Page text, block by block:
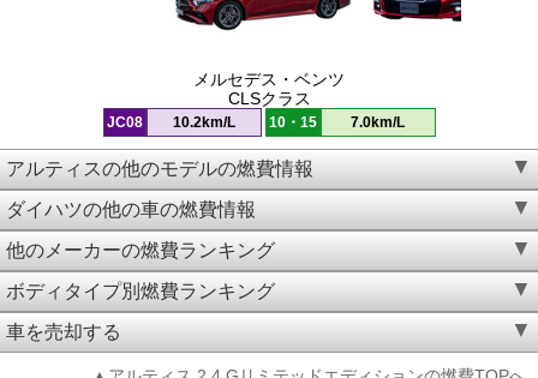
メルセデス・ベンツ
CLSクラス
JC08 10.2km/L 10・15 7.0km/L
アルティスの他のモデルの燃費情報
ダイハツの他の車の燃費情報
他のメーカーの燃費ランキング
ボディタイプ別燃費ランキング
車を売却する